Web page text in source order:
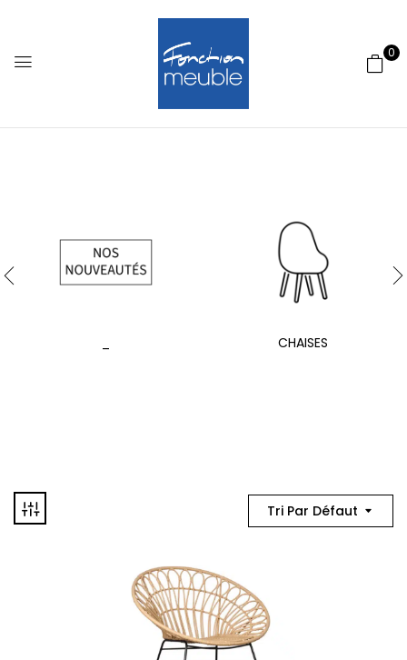
0
CHAISES
Tri Par Défaut